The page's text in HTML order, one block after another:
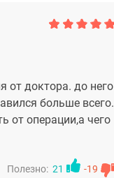
от доктора. до него
больше всего.
от операции,а чего
Полезно: 21 -19